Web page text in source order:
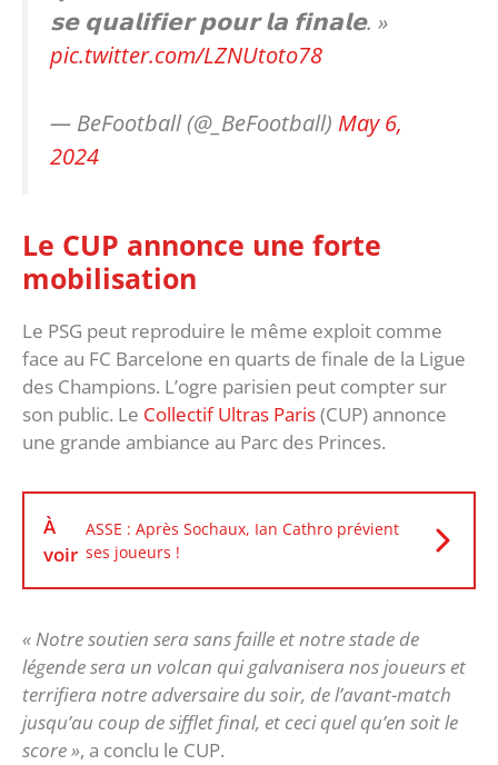
𝘀𝗲 𝗾𝘂𝗮𝗹𝗶𝗳𝗶𝗲𝗿 𝗽𝗼𝘂𝗿 𝗹𝗮 𝗳𝗶𝗻𝗮𝗹𝗲. »
pic.twitter.com/LZNUtoto78
— BeFootball (@_BeFootball) May 6,
2024
Le CUP annonce une forte
mobilisation
Le PSG peut reproduire le même exploit comme
face au FC Barcelone en quarts de finale de la Ligue
des Champions. L’ogre parisien peut compter sur
son public. Le Collectif Ultras Paris(CUP) annonce
une grande ambiance au Parc des Princes.
À
voir
ASSE : Après Sochaux, Ian Cathro prévient
ses joueurs !
« Notre soutien sera sans faille et notre stade de
légende sera un volcan qui galvanisera nos joueurs et
terrifiera notre adversaire du soir, de l’avant-match
jusqu’au coup de sifflet final, et ceci quel qu’en soit le
score », a conclu le CUP.